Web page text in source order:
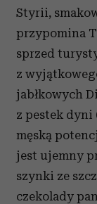
Styrii,
przypomina
sprzed
z
jabłkowych
z pestek dyni
męską
jest ujemny
szynki ze
czekolady